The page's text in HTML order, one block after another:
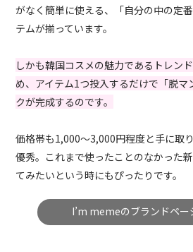
がなく簡単に使える、「自分の中の定
テムが揃っています。
しかも韓国コスメの魅力であるトレン
め、アイテム1つ投入するだけで「脱マ
クが完成するのです。
価格帯も1,000〜3,000円程度と手に取
優秀。これまで使ったことのなかった
てみたいという時にもぴったりです。
I’m memeのブランドペー